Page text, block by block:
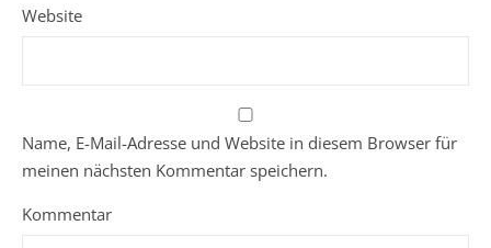
Website
Name, E-Mail-Adresse und Website in diesem Browser für
meinen nächsten Kommentar speichern.
Kommentar